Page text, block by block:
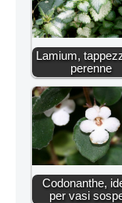
Lamium,
perenne
Codonanthe,
per vasi